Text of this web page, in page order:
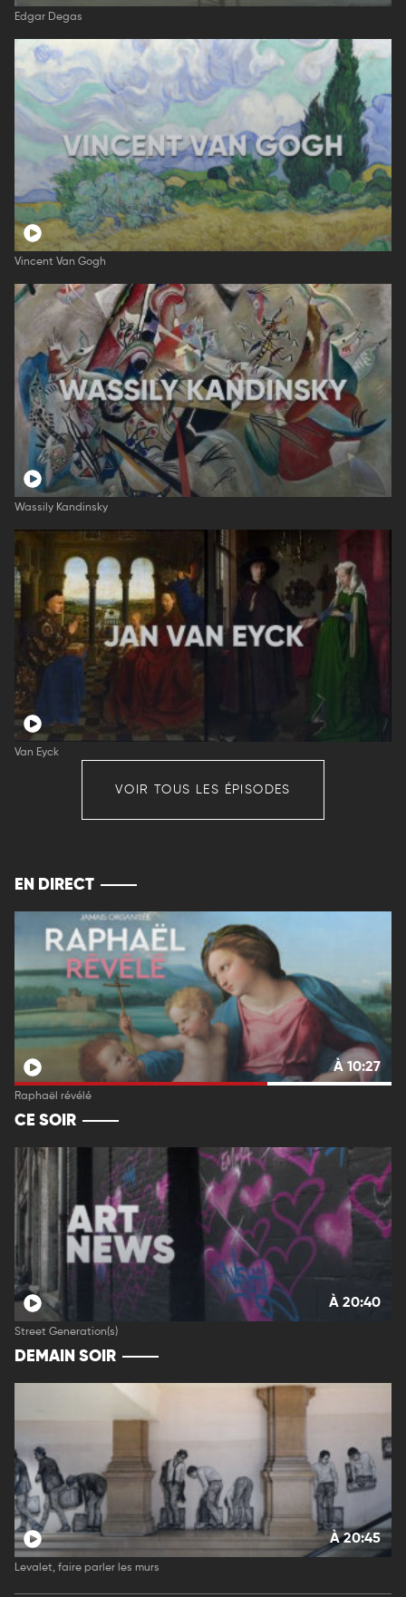
Edgar Degas
Vincent Van Gogh
Wassily Kandinsky
Van Eyck
VOIR TOUS LES ÉPISODES
EN DIRECT
À 10:27
Raphaël révélé
CE SOIR
À 20:40
Street Generation(s)
DEMAIN SOIR
À 20:45
Levalet, faire parler les murs